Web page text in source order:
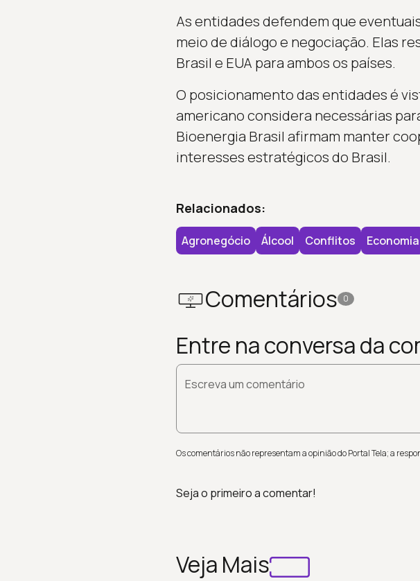
As entidades defendem que
meio de diálogo e negociação. Elas
Brasil e EUA para ambos os países.
O posicionamento das entidades é
americano considera necessárias
Bioenergia Brasil afirmam manter
interesses estratégicos do Brasil.
Relacionados:
Agronegócio Álcool Conflitos Economia
Comentários 0
Entre na conversa da
Escreva um comentário
Os comentários não representam a opinião do Portal Tela; a
Seja o primeiro a comentar!
Veja Mais